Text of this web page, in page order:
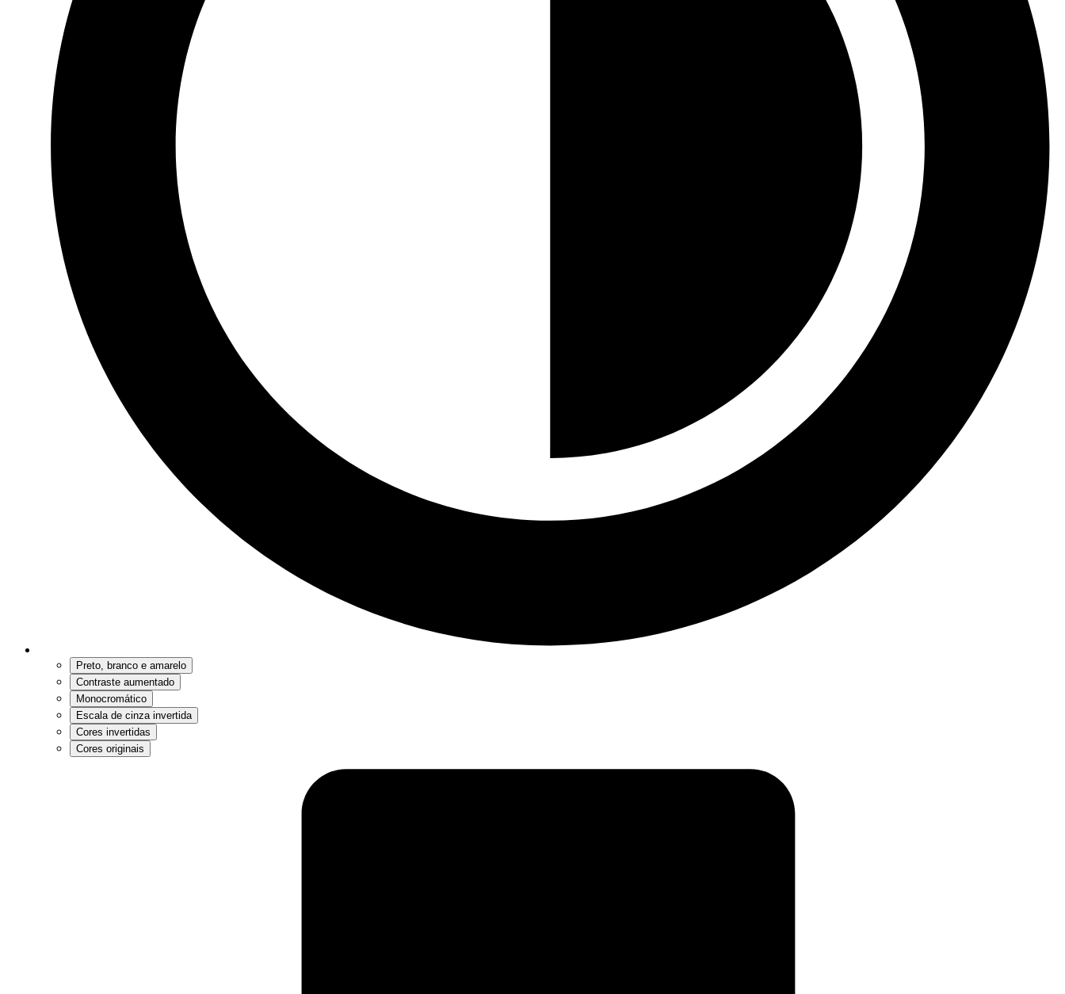
Preto, branco e amarelo
Contraste aumentado
Monocromático
Escala de cinza invertida
Cores invertidas
Cores originais